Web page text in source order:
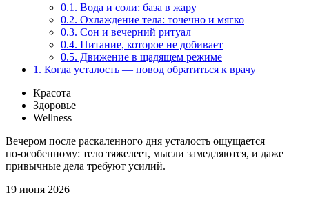
0.1. Вода и соли: база в жару
0.2. Охлаждение тела: точечно и мягко
0.3. Сон и вечерний ритуал
0.4. Питание, которое не добивает
0.5. Движение в щадящем режиме
1. Когда усталость — повод обратиться к врачу
Красота
Здоровье
Wellness
Вечером после раскаленного дня усталость ощущается
по‑особенному: тело тяжелеет, мысли замедляются, и даже
привычные дела требуют усилий.
19 июня 2026